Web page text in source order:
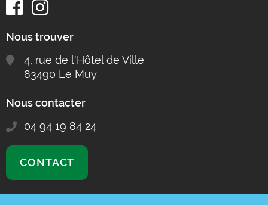
Nous trouver
4, rue de l'Hôtel de Ville
83490 Le Muy
Nous contacter
04 94 19 84 24
CONTACT